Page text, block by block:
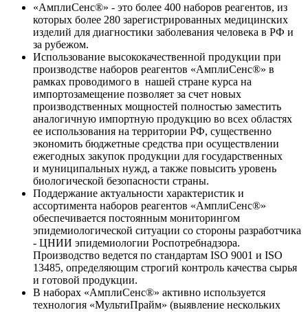
«АмплиСенс®» - это более 400 наборов реагентов, из
которых более 280 зарегистрированных медицинских
изделий для диагностики заболевания человека в РФ и
за рубежом.
Использование высококачественной продукции при
производстве наборов реагентов «АмплиСенс®» в
рамках проводимого в нашей стране курса на
импортозамещение позволяет за счет новых
производственных мощностей полностью заместить
аналогичную импортную продукцию во всех областях
ее использования на территории РФ, существенно
экономить бюджетные средства при осуществлении
ежегодных закупок продукции для государственных
и муниципальных нужд, а также повысить уровень
биологической безопасности страны.
Поддержание актуальности характеристик и
ассортимента наборов реагентов «АмплиСенс®»
обеспечивается постоянным мониторингом
эпидемиологической ситуации со стороны разработчика
- ЦНИИ эпидемиологии Роспотребнадзора.
Производство ведется по стандартам ISO 9001 и ISO
13485, определяющим строгий контроль качества сырья
и готовой продукции.
В наборах «АмплиСенс®» активно используется
технология «МультиПрайм» (выявление нескольких